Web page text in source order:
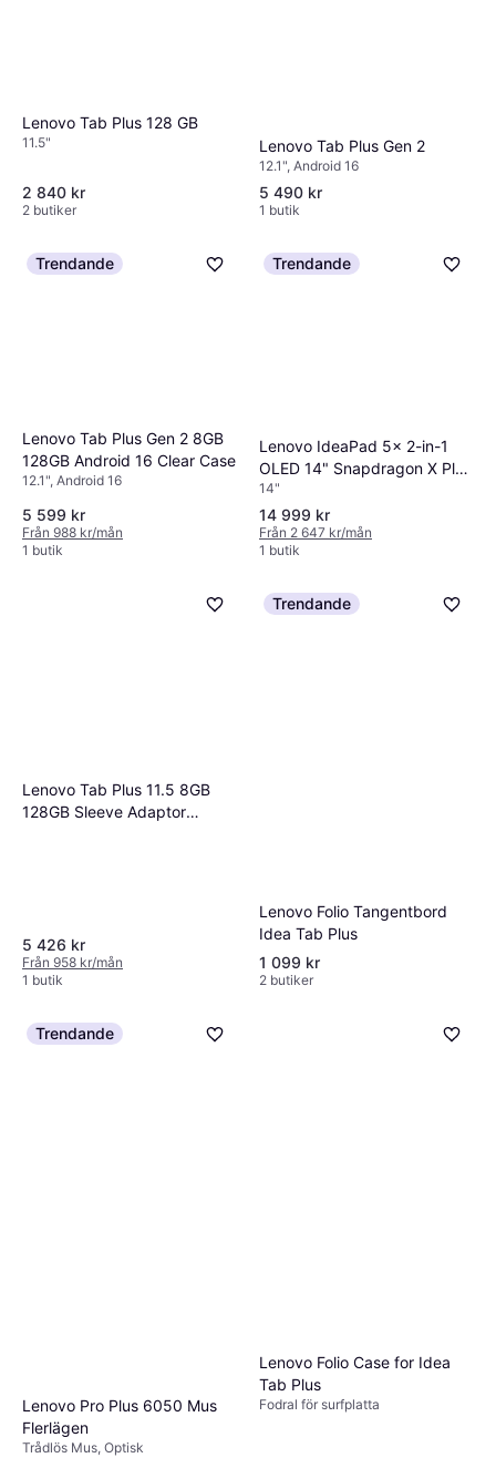
Lenovo Tab Plus 128 GB
11.5"
2 840 kr
2 butiker
Lenovo Tab Plus Gen 2
12.1", Android 16
5 490 kr
1 butik
Trendande
Lenovo Tab Plus Gen 2 8GB
128GB Android 16 Clear Case
12.1", Android 16
5 599 kr
Från 988 kr/mån
1 butik
Trendande
Lenovo IdeaPad 5x 2-in-1
OLED 14" Snapdragon X Plus
16GB 512GB
14"
14 999 kr
Från 2 647 kr/mån
1 butik
Lenovo Tab Plus 11.5 8GB
128GB Sleeve Adaptor
5 426 kr
Från 958 kr/mån
1 butik
Trendande
Lenovo Folio Tangentbord
Idea Tab Plus
1 099 kr
2 butiker
Trendande
Lenovo Pro Plus 6050 Mus
Flerlägen
Trådlös Mus, Optisk
Lenovo Folio Case for Idea
Tab Plus
Fodral för surfplatta